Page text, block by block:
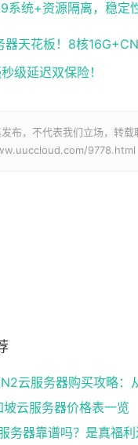
系统+资源隔离，稳定
器天花板！8核
级延迟双保险！
布，不代表我们立场，转载
9778.html
云服务器价格表一览
务器靠谱吗？是真福